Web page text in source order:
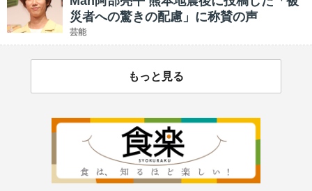
災者への驚きの配慮」に称賛の声
芸能
もっと見る